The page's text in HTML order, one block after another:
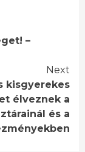
–
Next
kisgyerekes
élveznek a
és a